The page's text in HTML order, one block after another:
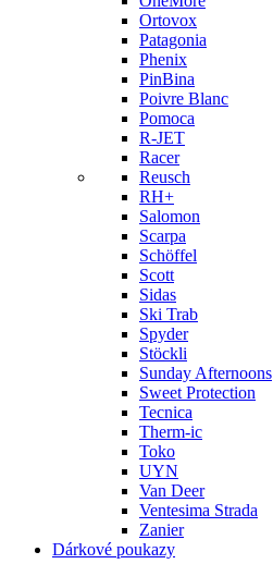
Ortovox
Patagonia
Phenix
PinBina
Poivre Blanc
Pomoca
R-JET
Racer
Reusch
RH+
Salomon
Scarpa
Schöffel
Scott
Sidas
Ski Trab
Spyder
Stöckli
Sunday Afternoons
Sweet Protection
Tecnica
Therm-ic
Toko
UYN
Van Deer
Ventesima Strada
Zanier
Dárkové poukazy